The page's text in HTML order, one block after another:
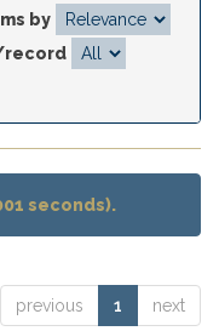
by
record
seconds).
previous 1 next